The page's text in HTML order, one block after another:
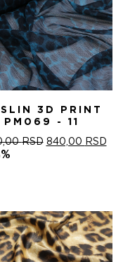
3D PRINT
PM069 - 11
RSD ОРИГИНАЛНА
840,00 RSD